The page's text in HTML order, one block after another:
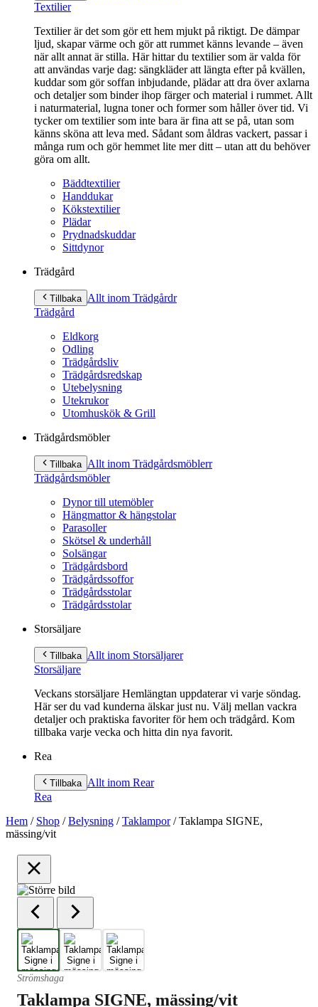
Textilier
Textilier är det som gör ett hem mjukt på riktigt. De dämpar
ljud, skapar värme och gör att rummet känns levande – även
när allt annat är stilla. Här hittar du textilier som är valda för
att användas varje dag: sängkläder att längta efter på kvällen,
kuddar som gör soffan inbjudande, plädar att dra över axlarna
och detaljer som binder ihop färger och material i rummet. Allt
i naturmaterial, lugna toner och former som håller över tid. Vi
tycker om textilier som inte bara är fina att se på, utan som
känns sköna att leva med. Sådant som åldras vackert, passar i
många rum och gör hemmet lite mer ditt – utan att du behöver
göra om allt.
Bäddtextilier
Handdukar
Kökstextilier
Plädar
Prydnadskuddar
Sittdynor
Trädgård
Tillbaka Allt inom Trädgårdr
Trädgård
Eldkorg
Odling
Trädgårdsliv
Trädgårdsredskap
Utebelysning
Utekrukor
Utomhuskök & Grill
Trädgårdsmöbler
Tillbaka Allt inom Trädgårdsmöblerr
Trädgårdsmöbler
Dynor till utemöbler
Hängmattor & hängstolar
Parasoller
Skötsel & underhåll
Solsängar
Trädgårdsbord
Trädgårdssoffor
Trädgårdsstolar
Trädgårdsstolar
Storsäljare
Tillbaka Allt inom Storsäljarer
Storsäljare
Veckans storsäljare Hemlängtan uppdaterar vi varje söndag.
Här ser du vad kunderna älskar just nu. Välj mellan vackra
detaljer och praktiska favoriter för hem och trädgård. Kom
tillbaka varje vecka och hitta din nya favorit.
Rea
Tillbaka Allt inom Rear
Rea
Hem / Shop /Belysning /Taklampor/Taklampa SIGNE,
mässing/vit
Strömshaga
Taklampa SIGNE, mässing/vit